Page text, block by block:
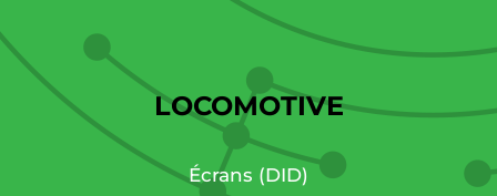
LOCOMOTIVE
Écrans (DID)